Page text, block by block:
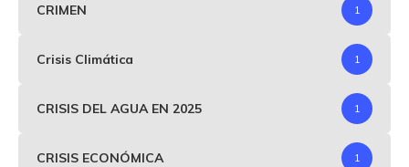
CRIMEN 1
Crisis Climática 1
CRISIS DEL AGUA EN 2025 1
CRISIS ECONÓMICA 1